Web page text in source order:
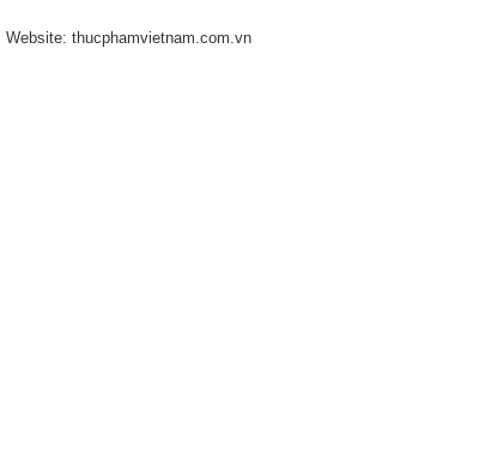
Website: thucphamvietnam.com.vn